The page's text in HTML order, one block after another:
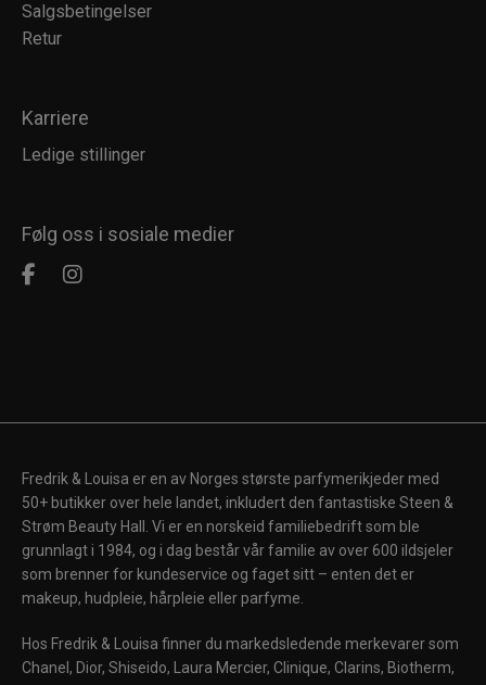
Salgsbetingelser
Retur
Karriere
Ledige stillinger
Følg oss i sosiale medier
Fredrik & Louisa er en av Norges største parfymerikjeder med
50+ butikker over hele landet, inkludert den fantastiske Steen &
Strøm Beauty Hall. Vi er en norskeid familiebedrift som ble
grunnlagt i 1984, og i dag består vår familie av over 600 ildsjeler
som brenner for kundeservice og faget sitt – enten det er
makeup, hudpleie, hårpleie eller parfyme.
Hos Fredrik & Louisa finner du markedsledende merkevarer som
Chanel, Dior, Shiseido, Laura Mercier, Clinique, Clarins, Biotherm,